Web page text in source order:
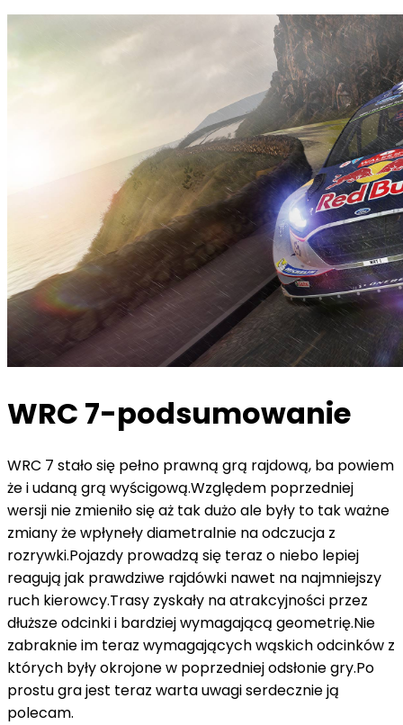
WRC 7-podsumowanie
WRC 7 stało się pełno prawną grą rajdową, ba powiem
że i udaną grą wyścigową.Względem poprzedniej
wersji nie zmieniło się aż tak dużo ale były to tak ważne
zmiany że wpłyneły diametralnie na odczucja z
rozrywki.Pojazdy prowadzą się teraz o niebo lepiej
reagują jak prawdziwe rajdówki nawet na najmniejszy
ruch kierowcy.Trasy zyskały na atrakcyjności przez
dłuższe odcinki i bardziej wymagającą geometrię.Nie
zabraknie im teraz wymagających wąskich odcinków z
których były okrojone w poprzedniej odsłonie gry.Po
prostu gra jest teraz warta uwagi serdecznie ją
polecam.